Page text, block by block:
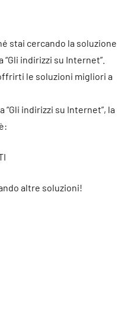
stai cercando la soluzione
indirizzi su Internet”.
le soluzioni migliori a
indirizzi su Internet”, la
altre soluzioni!